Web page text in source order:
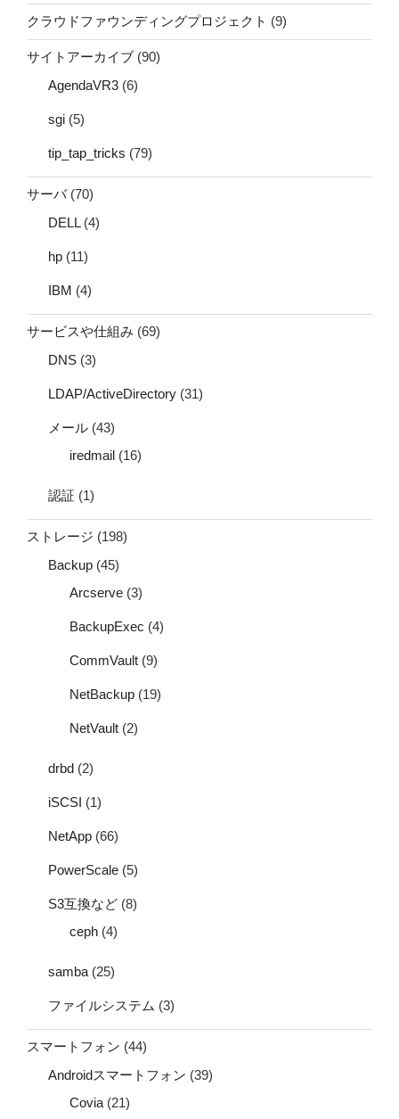
クラウドファウンディングプロジェクト (9)
サイトアーカイブ (90)
AgendaVR3 (6)
sgi (5)
tip_tap_tricks (79)
サーバ(70)
DELL(4)
hp (11)
IBM (4)
サービスや仕組み (69)
DNS (3)
LDAP/ActiveDirectory (31)
メール (43)
iredmail (16)
認証 (1)
ストレージ (198)
Backup (45)
Arcserve (3)
BackupExec (4)
CommVault (9)
NetBackup (19)
NetVault (2)
drbd (2)
iSCSI (1)
NetApp (66)
PowerScale (5)
S3互換など (8)
ceph (4)
samba (25)
ファイルシステム (3)
スマートフォン (44)
Androidスマートフォン (39)
Covia (21)